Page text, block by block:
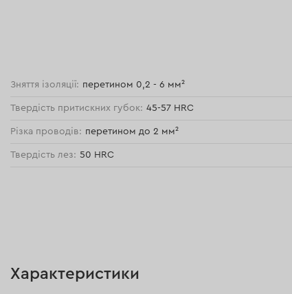
Зняття ізоляції: перетином 0,2 - 6 мм²
Твердість притискних губок: 45-57 HRC
Різка проводів: перетином до 2 мм²
Твердість лез: 50 HRC
Характеристики